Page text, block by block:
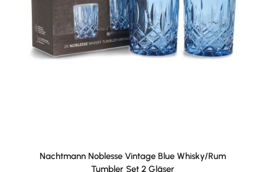
Nachtmann Noblesse Vintage Blue Whisky/Rum
Tumbler Set 2 Gläser